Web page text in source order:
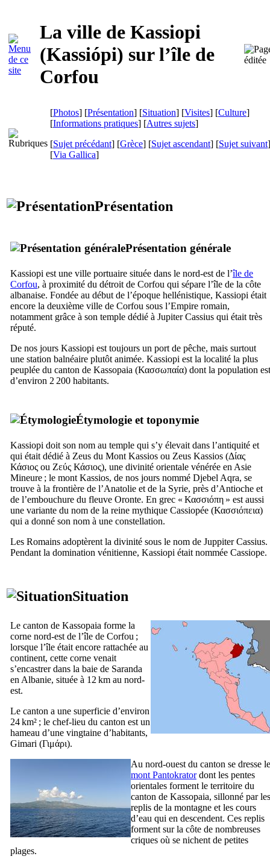
La ville de Kassiopi
(Kassiópi) sur l’île de
Corfou
[Photos] [Présentation] [Situation] [Visites] [Culture]
[Informations pratiques] [Autres sujets]
[Sujet précédant] [Grèce] [Sujet ascendant] [Sujet suivant]
[Via Gallica]
Présentation
Présentation générale
Kassiopi est une ville portuaire située dans le nord-est de l’île de
Corfou, à proximité du détroit de Corfou qui sépare l’île de la côte
albanaise. Fondée au début de l’époque hellénistique, Kassiopi était
encore la deuxième ville de Corfou sous l’Empire romain,
notamment grâce à son temple dédié à Jupiter Cassius qui était très
réputé.
De nos jours Kassiopi est toujours un port de pêche, mais surtout
une station balnéaire plutôt animée. Kassiopi est la localité la plus
peuplée du canton de Kassopaia (Κασσωπαία) dont la population est
d’environ 2 200 habitants.
Étymologie et toponymie
Kassiopi doit son nom au temple qui s’y élevait dans l’antiquité et
qui était dédié à Zeus du Mont Kassios ou Zeus Kassios (Δίας
Κάσιος ou Ζεύς Κάσιος), une divinité orientale vénérée en Asie
Mineure ; le mont Kassios, de nos jours nommé Djebel Aqra, se
trouve à la frontière de l’Anatolie et de la Syrie, près d’Antioche et
de l’embouchure du fleuve Oronte. En grec « Κασσιόπη » est aussi
une variante du nom de la reine mythique Cassiopée (Κασσιόπεια)
qui a donné son nom à une constellation.
Les Romains adoptèrent la divinité sous le nom de Juppiter Cassius.
Pendant la domination vénitienne, Kassiopi était nommée Cassiope.
Situation
Le canton de Kassopaia forme la
corne nord-est de l’île de Corfou ;
lorsque l’île était encore rattachée au
continent, cette corne venait
s’encastrer dans la baie de Saranda
en Albanie, située à 12 km au nord-
est.
Le canton a une superficie d’environ
24 km² ; le chef-lieu du canton est un
hameau d’une vingtaine d’habitants,
Gimari (Γιμάρι).
Au nord-ouest du canton se dresse le
mont Pantokratordont les pentes
orientales forment le territoire du
canton de Kassopaia, sillonné par les
replis de la montagne et les cours
d’eau qui en descendent. Ces replis
forment sur la côte de nombreuses
criques où se nichent de petites
plages.